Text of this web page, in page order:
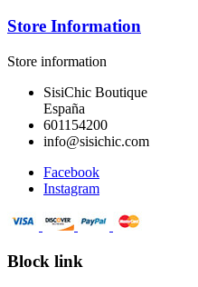
Store Information
Store information
SisiChic Boutique
España
601154200
info@sisichic.com
Facebook
Instagram
Block link